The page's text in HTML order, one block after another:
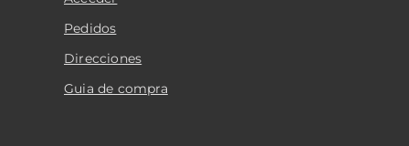
Pedidos
Direcciones
Guia de compra